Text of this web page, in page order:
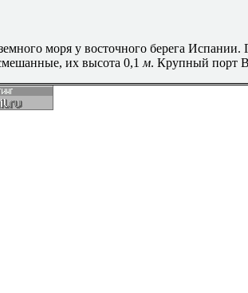
моря у восточного берега Испании.
их высота 0,1 м. Крупный порт